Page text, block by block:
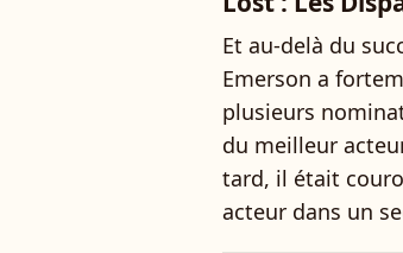
Et au-delà du
Emerson a
plusieurs
du meilleur
tard, il était
acteur dans un